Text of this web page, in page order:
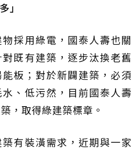
」
採用綠電，國泰人壽也關
既有建築，逐步汰換老舊
板；對於新闢建築，必須
、低污然，目前國泰人壽
，取得綠建築標章。
有裝潢需求，近期與一家